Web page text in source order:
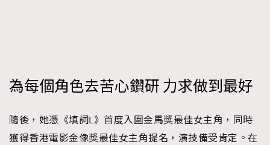
為每個角色去苦心鑽研 力求做到最好
隨後，她憑《填詞L》首度入圍金馬獎最佳女主角，同時
獲得香港電影金像獎最佳女主角提名，演技備受肯定。在